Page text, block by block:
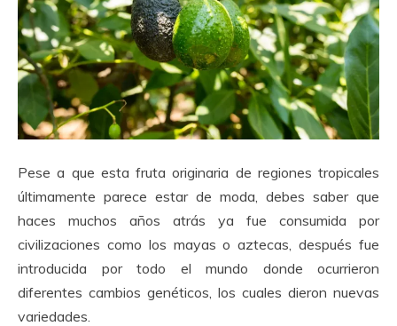
Pese a que esta fruta originaria de regiones tropicales
últimamente parece estar de moda, debes saber que
haces muchos años atrás ya fue consumida por
civilizaciones como los mayas o aztecas, después fue
introducida por todo el mundo donde ocurrieron
diferentes cambios genéticos, los cuales dieron nuevas
variedades.